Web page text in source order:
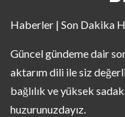
Haberler | Son Dakika
Güncel gündeme dair
aktarım dili ile siz
bağlılık ve yüksek
huzurunuzdayız.